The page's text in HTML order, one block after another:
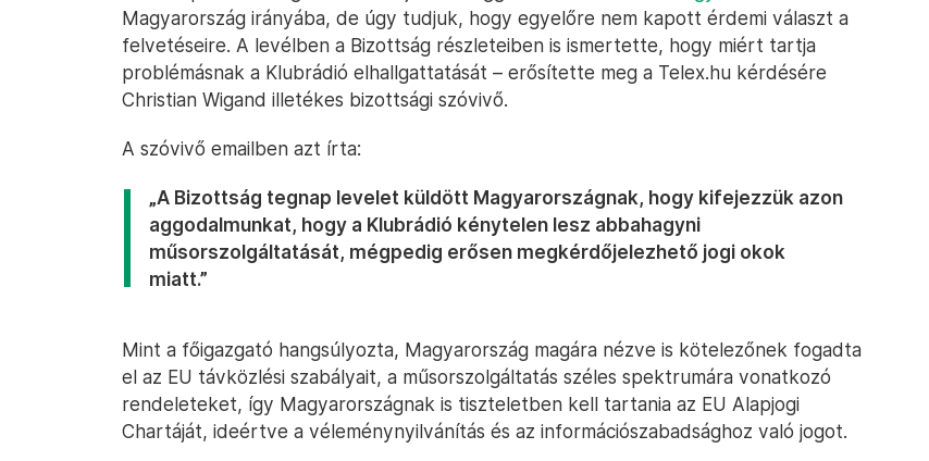
Magyarország irányába, de úgy tudjuk, hogy egyelőre nem kapott érdemi választ a
felvetéseire. A levélben a Bizottság részleteiben is ismertette, hogy miért tartja
problémásnak a Klubrádió elhallgattatását – erősítette meg a Telex.hu kérdésére
Christian Wigand illetékes bizottsági szóvivő.
A szóvivő emailben azt írta:
„A Bizottság tegnap levelet küldött Magyarországnak, hogy kifejezzük azon
aggodalmunkat, hogy a Klubrádió kénytelen lesz abbahagyni
műsorszolgáltatását, mégpedig erősen megkérdőjelezhető jogi okok
miatt.”
Mint a főigazgató hangsúlyozta, Magyarország magára nézve is kötelezőnek fogadta
el az EU távközlési szabályait, a műsorszolgáltatás széles spektrumára vonatkozó
rendeleteket, így Magyarországnak is tiszteletben kell tartania az EU Alapjogi
Chartáját, ideértve a véleménynyilvánítás és az információszabadsághoz való jogot.